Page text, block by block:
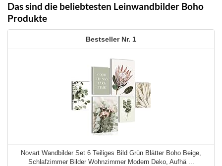
Das sind die beliebtesten Leinwandbilder Boho
Produkte
1
Novart Wandbilder Set 6 Teiliges Bild Grün Blätter Boho Beige,
Schlafzimmer Bilder Wohnzimmer Modern Deko, Aufhä ...